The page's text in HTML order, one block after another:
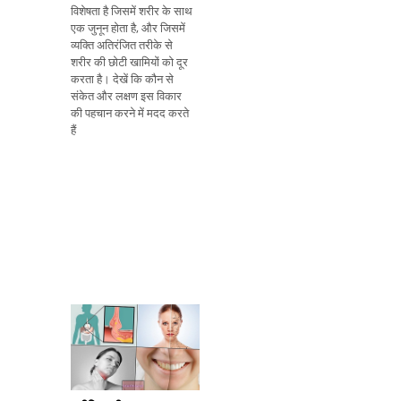
विशेषता है जिसमें शरीर के साथ
एक जुनून होता है, और जिसमें
व्यक्ति अतिरंजित तरीके से
शरीर की छोटी खामियों को दूर
करता है। देखें कि कौन से
संकेत और लक्षण इस विकार
की पहचान करने में मदद करते
हैं